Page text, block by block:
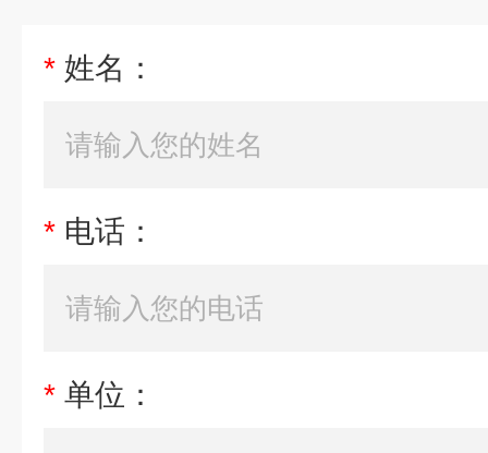
* 姓名：
* 电话：
* 单位：